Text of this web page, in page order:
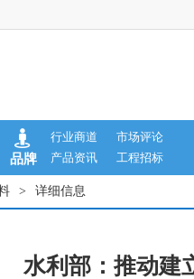
品牌
行业商道
市场评论
产品资讯
工程招标
> 详细信息
水利部：推动建